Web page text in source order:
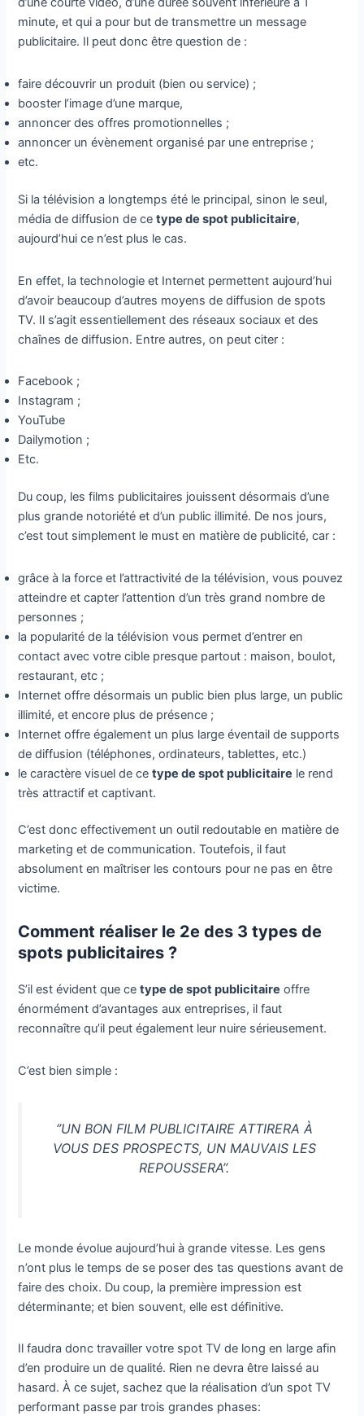
minute, et qui a pour but de transmettre un message
publicitaire. Il peut donc être question de :
faire découvrir un produit (bien ou service) ;
booster l’image d’une marque,
annoncer des offres promotionnelles ;
annoncer un évènement organisé par une entreprise ;
etc.
Si la télévision a longtemps été le principal, sinon le seul,
média de diffusion de cetype de spot publicitaire,
aujourd’hui ce n’est plus le cas.
En effet, la technologie et Internet permettent aujourd’hui
d’avoir beaucoup d’autres moyens de diffusion de spots
TV. Il s’agit essentiellement des réseaux sociaux et des
chaînes de diffusion. Entre autres, on peut citer :
Facebook ;
Instagram ;
YouTube
Dailymotion ;
Etc.
Du coup, les films publicitaires jouissent désormais d’une
plus grande notoriété et d’un public illimité. De nos jours,
c’est tout simplement le must en matière de publicité, car :
grâce à la force et l’attractivité de la télévision, vous pouvez
atteindre et capter l’attention d’un très grand nombre de
personnes ;
la popularité de la télévision vous permet d’entrer en
contact avec votre cible presque partout : maison, boulot,
restaurant, etc ;
Internet offre désormais un public bien plus large, un public
illimité, et encore plus de présence ;
Internet offre également un plus large éventail de supports
de diffusion (téléphones, ordinateurs, tablettes, etc.)
le caractère visuel de cetype de spot publicitaire le rend
très attractif et captivant.
C’est donc effectivement un outil redoutable en matière de
marketing et de communication. Toutefois, il faut
absolument en maîtriser les contours pour ne pas en être
victime.
Comment réaliser le 2e des 3 types de
spots publicitaires ?
S’il est évident que cetype de spot publicitaire offre
énormément d’avantages aux entreprises, il faut
reconnaître qu’il peut également leur nuire sérieusement.
C’est bien simple :
‘’UN BON FILM PUBLICITAIRE ATTIRERA À
VOUS DES PROSPECTS, UN MAUVAIS LES
REPOUSSERA’’.
Le monde évolue aujourd’hui à grande vitesse. Les gens
n’ont plus le temps de se poser des tas questions avant de
faire des choix. Du coup, la première impression est
déterminante; et bien souvent, elle est définitive.
Il faudra donc travailler votre spot TV de long en large afin
d’en produire un de qualité. Rien ne devra être laissé au
hasard. À ce sujet, sachez que la réalisation d’un spot TV
performant passe par trois grandes phases: